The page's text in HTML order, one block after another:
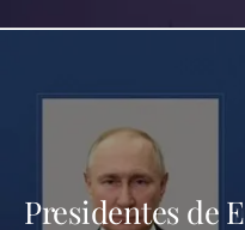
Presidentes de